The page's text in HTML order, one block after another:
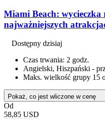
Miami Beach: wycieczka
najważniejszych
Dostępny dzisiaj
Czas trwania: 2 godz.
Angielski, Hiszpański -
Maks. wielkość grupy 15
Pokaż, co jest wliczone w cenę
Od
58,85 USD